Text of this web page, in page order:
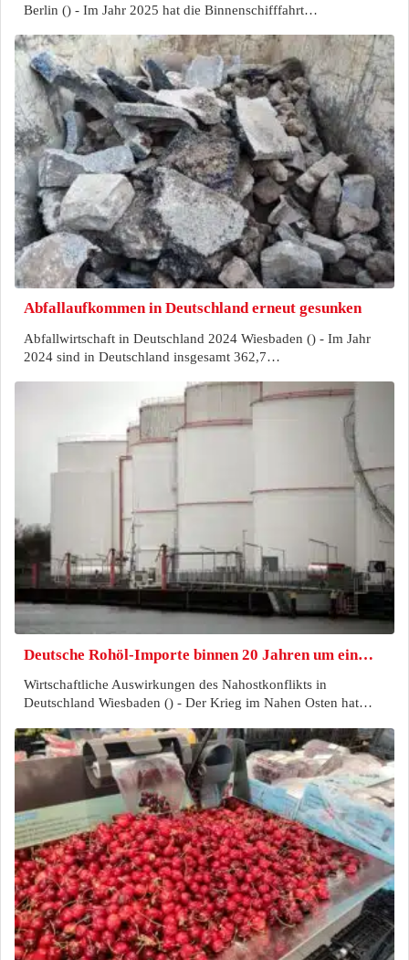
Berlin () - Im Jahr 2025 hat die Binnenschifffahrt…
Abfallaufkommen in Deutschland erneut gesunken
Abfallwirtschaft in Deutschland 2024 Wiesbaden () - Im Jahr
2024 sind in Deutschland insgesamt 362,7…
Deutsche Rohöl-Importe binnen 20 Jahren um ein…
Wirtschaftliche Auswirkungen des Nahostkonflikts in
Deutschland Wiesbaden () - Der Krieg im Nahen Osten hat…